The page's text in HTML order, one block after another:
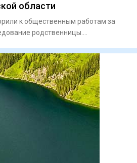
области
к общественным работам за
родственницы.